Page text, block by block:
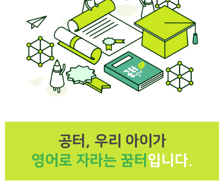
공터, 우리 아이가
영어로 자라는 꿈터 입니다.